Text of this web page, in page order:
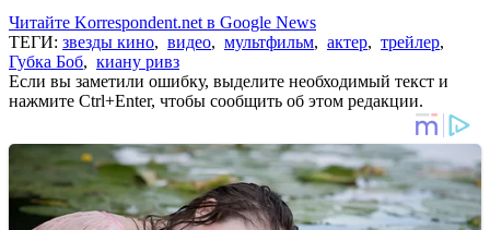
Читайте Korrespondent.net в Google News
ТЕГИ: звезды кино, видео, мультфильм, актер, трейлер,
Губка Боб, киану ривз
Если вы заметили ошибку, выделите необходимый текст и
нажмите Ctrl+Enter, чтобы сообщить об этом редакции.